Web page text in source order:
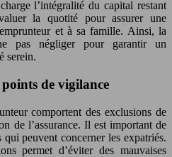
l’intégralité du capital restant
la quotité pour assurer une
et à sa famille. Ainsi, la
pas négliger pour garantir un
serein.
de vigilance
comportent des exclusions de
de l’assurance. Il est important de
peuvent concerner les expatriés.
permet d’éviter des mauvaises